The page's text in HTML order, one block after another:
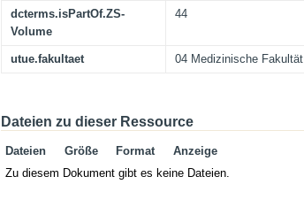
dcterms.isPartOf.ZS-
Volume
44
utue.fakultaet 04 Medizinische Fakultät
Dateien zu dieser Ressource
Dateien Größe Format
Anzeige
Zu diesem Dokument gibt es keine Dateien.